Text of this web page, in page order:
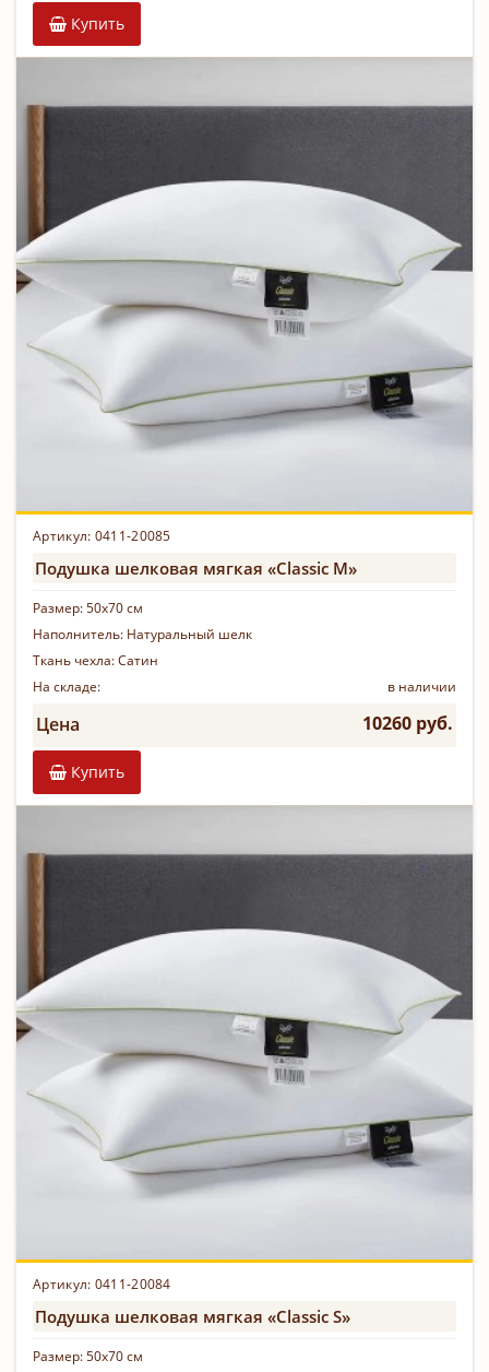
Купить
Артикул: 0411-20085
Подушка шелковая мягкая «Classic M»
Размер:50х70 см
Наполнитель: Натуральный шелк
Ткань чехла:Сатин
На складе:
в наличии
Цена 10260 руб.
Купить
Артикул: 0411-20084
Подушка шелковая мягкая «Classic S»
Размер:50х70 см